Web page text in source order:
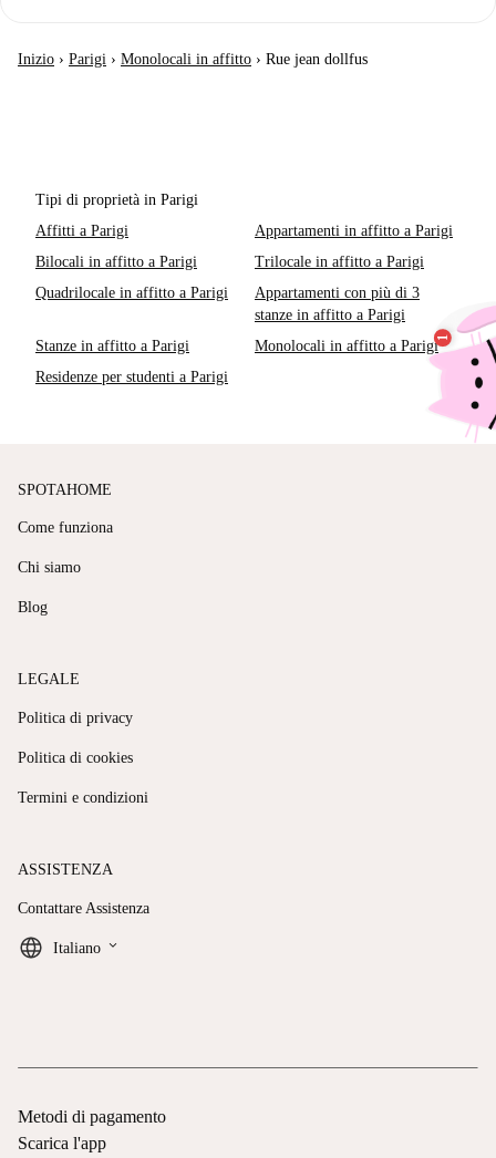
Inizio › Parigi › Monolocali in affitto › Rue jean dollfus
Tipi di proprietà in Parigi
Affitti a Parigi
Appartamenti in affitto a Parigi
Bilocali in affitto a Parigi
Trilocale in affitto a Parigi
Quadrilocale in affitto a Parigi
Appartamenti con più di 3
stanze in affitto a Parigi
Stanze in affitto a Parigi
Monolocali in affitto a Parigi
Residenze per studenti a Parigi
SPOTAHOME
Come funziona
Chi siamo
Blog
LEGALE
Politica di privacy
Politica di cookies
Termini e condizioni
ASSISTENZA
Contattare Assistenza
Italiano keyboard_arrow_down
Metodi di pagamento
Scarica l'app